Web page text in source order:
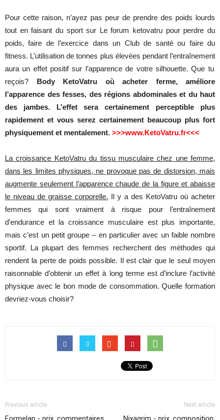
Pour cette raison, n’ayez pas peur de prendre des poids lourds
tout enfaisant dusport sur Le forum ketovatru pour perdre du
poids,faire de l’exercice dans un Club de santé ou faire du
fitness. L’utilisation detonnes plus élevées pendant l’entraînement
aura un effet positifsur l’apparencede votre silhouette.Que tu
reçois? BodyKetoVatru où acheter ferme, améliore
l’apparence des fesses, des régions abdominales et du haut
des jambes. L’effet sera certainement perceptible plus
rapidement et vous serez certainement beaucoup plus fort
physiquement et mentalement. >>>www.KetoVatru.fr<<<
La croissance KetoVatru du tissu musculaire chez une femme,
dans les limites physiques, ne provoque pas de distorsion, mais
augmente seulement l’apparence chaude de la figure et abaisse
le niveau de graisse corporelle. Il y a des KetoVatru où acheter
femmes qui sont vraiment à risque pour
l’entraînement
d’endurance et lacroissance musculaire estplus importante,
mais c’est unpetit groupe – en particulier avec un faible nombre
sportif. La plupart des femmes recherchentdes méthodes qui
rendent la pertede poids possible. Il est clair quele seul moyen
raisonnable d’obtenir un effet à long terme est d’inclure l’activité
physique avec le bon modede consommation.Quelle formation
devriez-vous choisir?
Previous article Next article